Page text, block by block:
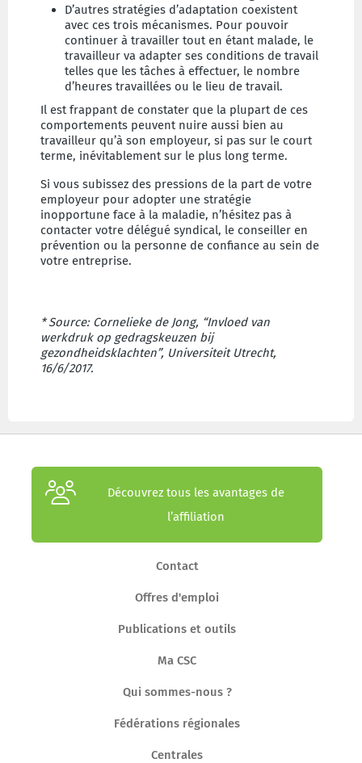
D’autres stratégies d’adaptation coexistent
avec ces trois mécanismes. Pour pouvoir
continuer à travailler tout en étant malade, le
travailleur va adapter ses conditions de travail
telles que les tâches à effectuer, le nombre
d’heures travaillées ou le lieu de travail.
Il est frappant de constater que la plupart de ces
comportements peuvent nuire aussi bien au
travailleur qu’à son employeur, si pas sur le court
terme, inévitablement sur le plus long terme.
Si vous subissez des pressions de la part de votre
employeur pour adopter une stratégie
inopportune face à la maladie, n’hésitez pas à
contacter votre délégué syndical, le conseiller en
prévention ou la personne de confiance au sein de
votre entreprise.
* Source: Cornelieke de Jong, “Invloed van
werkdruk op gedragskeuzen bij
gezondheidsklachten”, Universiteit Utrecht,
16/6/2017.
Découvrez tous les avantages de
l’affiliation
Contact
Offres d'emploi
Publications et outils
Ma CSC
Qui sommes-nous ?
Fédérations régionales
Centrales